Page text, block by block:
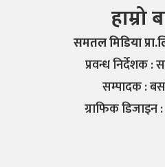
हाम्रो
समतल मिडिया
प्रवन्ध निर्देशक :
सम्पादक :
ग्राफिक